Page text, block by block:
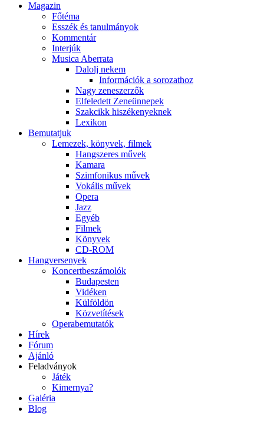
Magazin
Főtéma
Esszék és tanulmányok
Kommentár
Interjúk
Musica Aberrata
Dalolj nekem
Információk a sorozathoz
Nagy zeneszerzők
Elfeledett Zeneünnepek
Szakcikk hiszékenyeknek
Lexikon
Bemutatjuk
Lemezek, könyvek, filmek
Hangszeres művek
Kamara
Szimfonikus művek
Vokális művek
Opera
Jazz
Egyéb
Filmek
Könyvek
CD-ROM
Hangversenyek
Koncertbeszámolók
Budapesten
Vidéken
Külföldön
Közvetítések
Operabemutatók
Hírek
Fórum
Ajánló
Feladványok
Játék
Kimernya?
Galéria
Blog